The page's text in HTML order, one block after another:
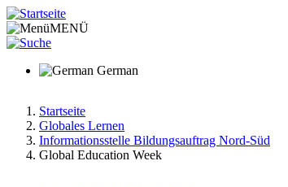
Direkt
zum
Inhalt
MENÜ
German
Pfadnavigation
Startseite
Globales Lernen
Informationsstelle Bildungsauftrag Nord-Süd
Global Education Week